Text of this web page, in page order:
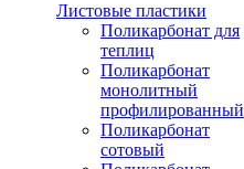
Листовые пластики
Поликарбонат для
теплиц
Поликарбонат
монолитный
профилированный
Поликарбонат
сотовый